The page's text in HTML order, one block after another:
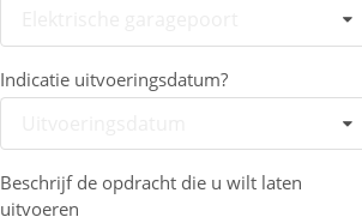
Indicatie uitvoeringsdatum?
Beschrijf de opdracht die u wilt laten
uitvoeren